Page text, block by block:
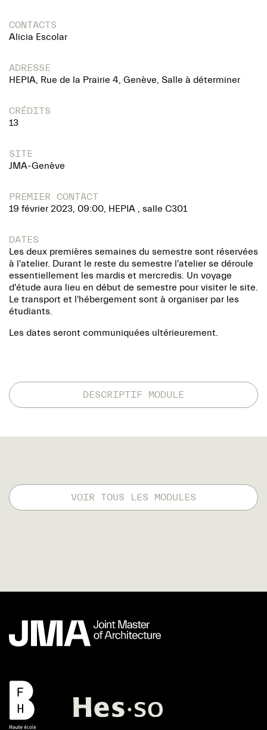
CONTACTS
Alicia Escolar
ADRESSE
HEPIA, Rue de la Prairie 4, Genève, Salle à déterminer
CRÉDITS
13
SITE
JMA-Genève
PREMIER CONTACT
19 février 2023, 09:00, HEPIA , salle C301
DATES
Les deux premières semaines du semestre sont réservées
à l'atelier. Durant le reste du semestre l'atelier se déroule
essentiellement les mardis et mercredis. Un voyage
d'étude aura lieu en début de semestre pour visiter le site.
Le transport et l'hébergement sont à organiser par les
étudiants.
Les dates seront communiquées ultérieurement.
DESCRIPTIF MODULE
VOIR TOUS LES MODULES